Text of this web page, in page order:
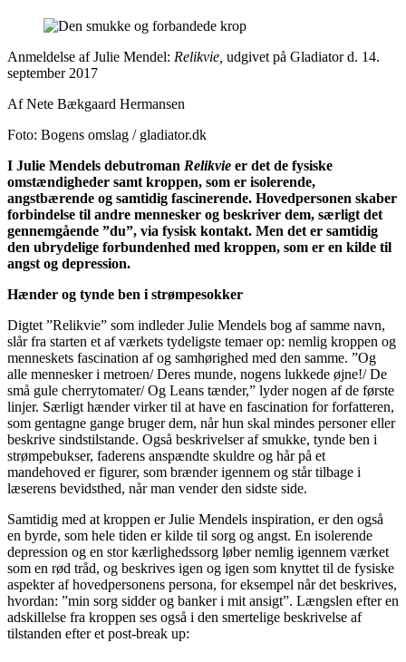
Anmeldelse af Julie Mendel: Relikvie, udgivet på Gladiator d. 14.
september 2017
Af Nete Bækgaard Hermansen
Foto: Bogens omslag / gladiator.dk
I Julie Mendels debutroman Relikvie er det de fysiske
omstændigheder samt kroppen, som er isolerende,
angstbærende og samtidig fascinerende. Hovedpersonen skaber
forbindelse til andre mennesker og beskriver dem, særligt det
gennemgående ”du”, via fysisk kontakt. Men det er samtidig
den ubrydelige forbundenhed med kroppen, som er en kilde til
angst og depression.
Hænder og tynde ben i strømpesokker
Digtet ”Relikvie” som indleder Julie Mendels bog af samme navn,
slår fra starten et af værkets tydeligste temaer op: nemlig kroppen og
menneskets fascination af og samhørighed med den samme. ”Og
alle mennesker i metroen/ Deres munde, nogens lukkede øjne!/ De
små gule cherrytomater/ Og Leans tænder,” lyder nogen af de første
linjer. Særligt hænder virker til at have en fascination for forfatteren,
som gentagne gange bruger dem, når hun skal mindes personer eller
beskrive sindstilstande. Også beskrivelser af smukke, tynde ben i
strømpebukser, faderens anspændte skuldre og hår på et
mandehoved er figurer, som brænder igennem og står tilbage i
læserens bevidsthed, når man vender den sidste side.
Samtidig med at kroppen er Julie Mendels inspiration, er den også
en byrde, som hele tiden er kilde til sorg og angst. En isolerende
depression og en stor kærlighedssorg løber nemlig igennem værket
som en rød tråd, og beskrives igen og igen som knyttet til de fysiske
aspekter af hovedpersonens persona, for eksempel når det beskrives,
hvordan: ”min sorg sidder og banker i mit ansigt”. Længslen efter en
adskillelse fra kroppen ses også i den smertelige beskrivelse af
tilstanden efter et post-break up: